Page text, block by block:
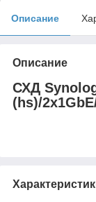
Описание
Описание
СХД
(hs)/